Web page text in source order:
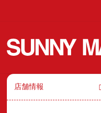
店舗情報